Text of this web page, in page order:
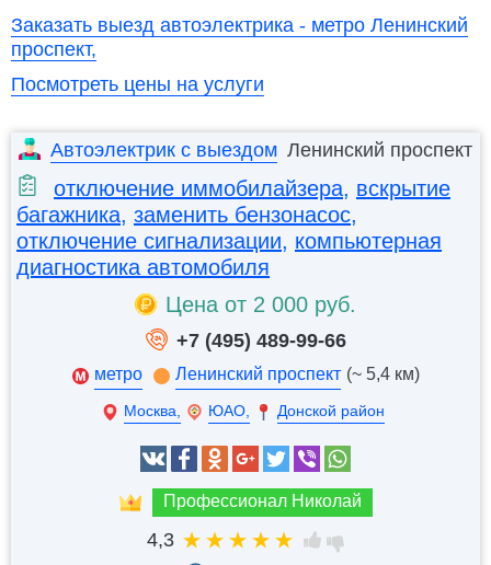
Заказать выезд автоэлектрика - метро Ленинский
проспект,
Посмотреть цены на услуги
Автоэлектрик с выездом Ленинский проспект
отключение иммобилайзера, вскрытие
багажника, заменить бензонасос,
отключение сигнализации, компьютерная
диагностика автомобиля
Цена от 2 000 руб.
+7 (495) 489-99-66
метро Ленинский проспект (~ 5,4 км)
Москва, ЮАО, Донской район
Профессионал Николай
4,3